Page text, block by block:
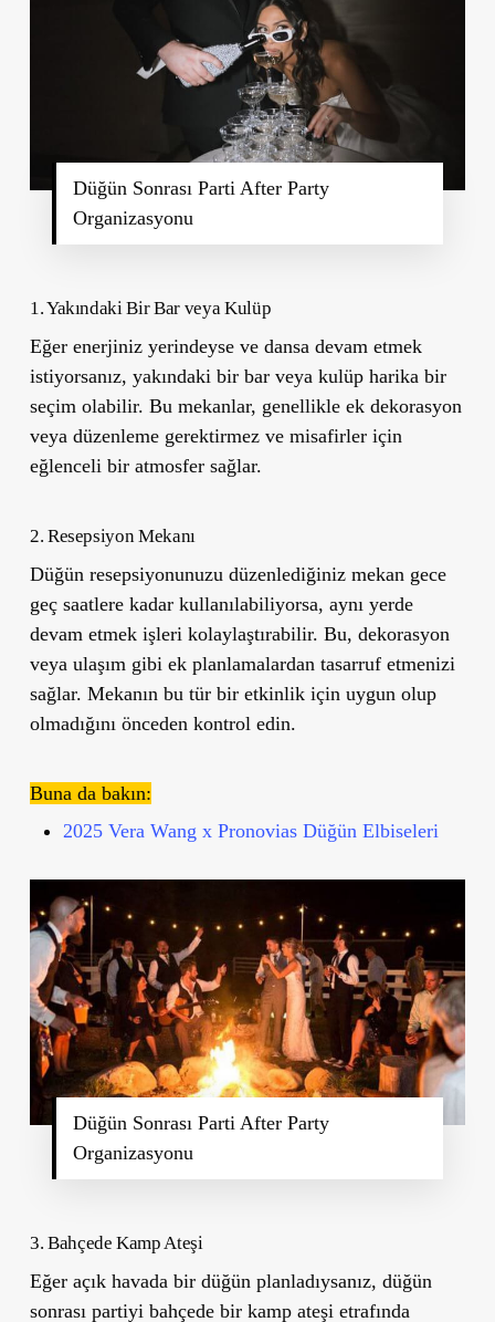
Düğün Sonrası Parti After Party
Organizasyonu
1. Yakındaki Bir Bar veya Kulüp
Eğer enerjiniz yerindeyse ve dansa devam etmek
istiyorsanız, yakındaki bir bar veya kulüp harika bir
seçim olabilir. Bu mekanlar, genellikle ek dekorasyon
veya düzenleme gerektirmez ve misafirler için
eğlenceli bir atmosfer sağlar.
2. Resepsiyon Mekanı
Düğün resepsiyonunuzu düzenlediğiniz mekan gece
geç saatlere kadar kullanılabiliyorsa, aynı yerde
devam etmek işleri kolaylaştırabilir. Bu, dekorasyon
veya ulaşım gibi ek planlamalardan tasarruf etmenizi
sağlar. Mekanın bu tür bir etkinlik için uygun olup
olmadığını önceden kontrol edin.
Buna da bakın:
2025 Vera Wang x Pronovias Düğün Elbiseleri
Düğün Sonrası Parti After Party
Organizasyonu
3. Bahçede Kamp Ateşi
Eğer açık havada bir düğün planladıysanız, düğün
sonrası partiyi bahçede bir kamp ateşi etrafında